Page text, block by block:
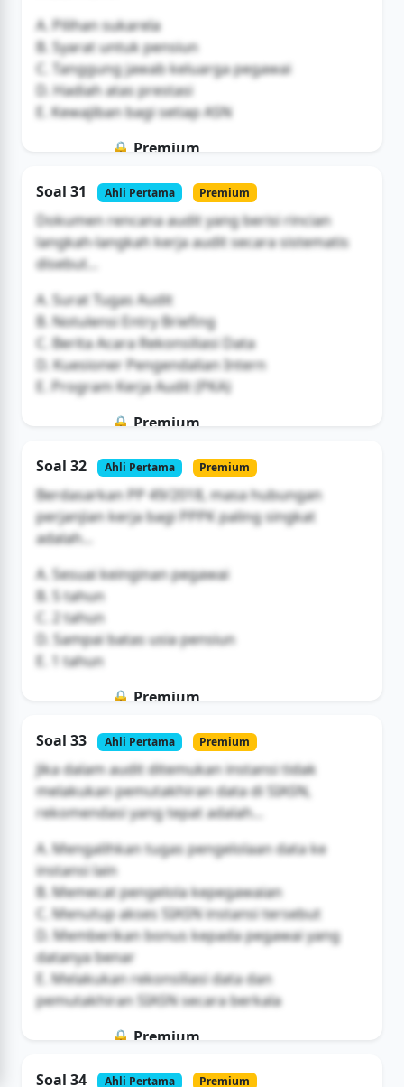
A. Pilihan sukarela
B. Syarat untuk pensiun
C. Tanggung jawab keluarga pegawai
D. Hadiah atas prestasi
E. Kewajiban bagi setiap ASN
🔒 Premium
Buka Akses
Soal 31 Ahli Pertama Premium
Dokumen rencana audit yang berisi rincian
langkah-langkah kerja audit secara sistematis
disebut...
A. Surat Tugas Audit
B. Notulensi Entry Briefing
C. Berita Acara Rekonsiliasi Data
D. Kuesioner Pengendalian Intern
E. Program Kerja Audit (PKA)
🔒 Premium
Buka Akses
Soal 32 Ahli Pertama Premium
Berdasarkan PP 49/2018, masa hubungan
perjanjian kerja bagi PPPK paling singkat
adalah...
A. Sesuai keinginan pegawai
B. 5 tahun
C. 2 tahun
D. Sampai batas usia pensiun
E. 1 tahun
🔒 Premium
Buka Akses
Soal 33 Ahli Pertama Premium
Jika dalam audit ditemukan instansi tidak
melakukan pemutakhiran data di SIASN,
rekomendasi yang tepat adalah...
A. Mengalihkan tugas pengelolaan data ke
instansi lain
B. Memecat pengelola kepegawaian
C. Menutup akses SIASN instansi tersebut
D. Memberikan bonus kepada pegawai yang
datanya benar
E. Melakukan rekonsiliasi data dan
pemutakhiran SIASN secara berkala
🔒 Premium
Soal 34 Ahli Pertama Premium